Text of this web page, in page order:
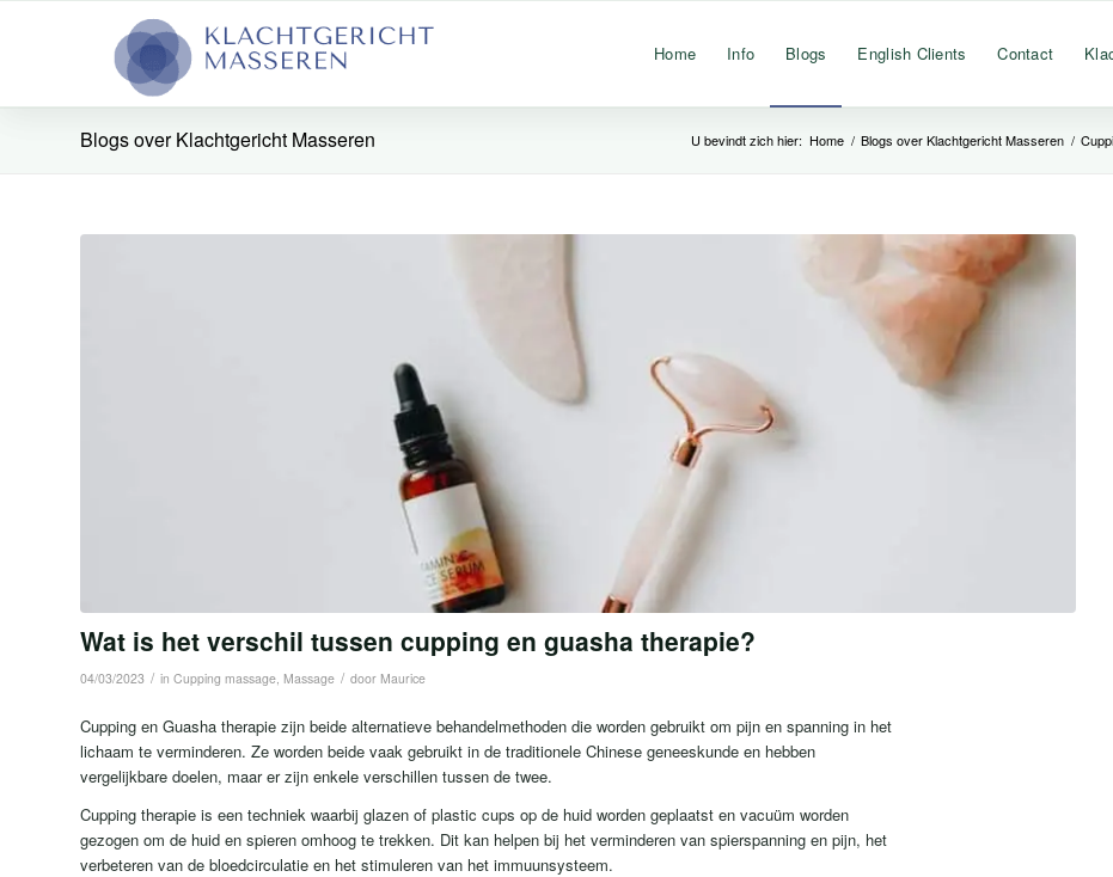
Home Info Blogs English Clients Contact
Blogs over Klachtgericht Masseren U bevindt zich hier: Home / Blogs over Klachtgericht Masseren /
Wat is het verschil tussen cupping en guasha therapie?
04/03/2023 / in Cupping massage Massage / door Maurice
Cupping en Guasha therapie zijn beide alternatieve behandelmethoden die worden gebruikt om pijn en spanning in het
lichaam te verminderen. Ze worden beide vaak gebruikt in de traditionele Chinese geneeskunde en hebben
vergelijkbare doelen, maar er zijn enkele verschillen tussen de twee.
Cupping therapie is een techniek waarbij glazen of plastic cups op de huid worden geplaatst en vacuüm worden
gezogen om de huid en spieren omhoog te trekken. Dit kan helpen bij het verminderen van spierspanning en pijn, het
verbeteren van de bloedcirculatie en het stimuleren van het immuunsysteem.